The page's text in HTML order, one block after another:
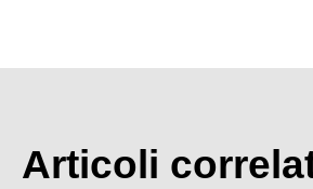
Articoli